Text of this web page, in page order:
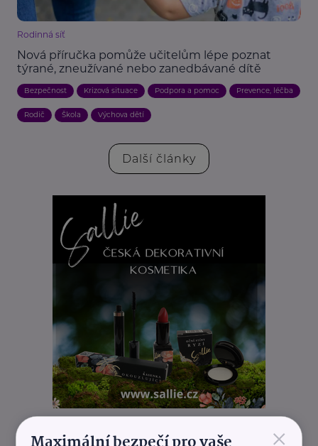
Rodinná síť
Nová příručka pomůže učitelům lépe poznat
týrané, zneužívané nebo zanedbávané dítě
Bezpečnost Krizová situace Podpora a pomoc Prevence, léčba
Rodič Škola Výchova dětí
Další články